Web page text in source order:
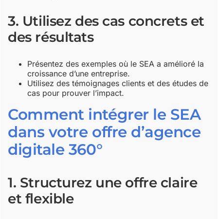
3. Utilisez des cas concrets et
des résultats
Présentez des exemples où le SEA a amélioré la
croissance d’une entreprise.
Utilisez des témoignages clients et des études de
cas pour prouver l’impact.
Comment intégrer le SEA
dans votre offre d’agence
digitale 360°
1. Structurez une offre claire
et flexible